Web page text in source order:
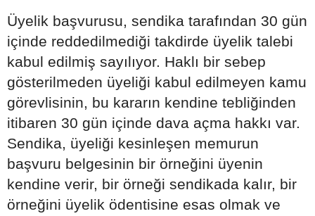
Üyelik başvurusu, sendika tarafından 30 gün
içinde reddedilmediği takdirde üyelik talebi
kabul edilmiş sayılıyor. Haklı bir sebep
gösterilmeden üyeliği kabul edilmeyen kamu
görevlisinin, bu kararın kendine tebliğinden
itibaren 30 gün içinde dava açma hakkı var.
Sendika, üyeliği kesinleşen memurun
başvuru belgesinin bir örneğini üyenin
kendine verir, bir örneği sendikada kalır, bir
örneğini üyelik ödentisine esas olmak ve